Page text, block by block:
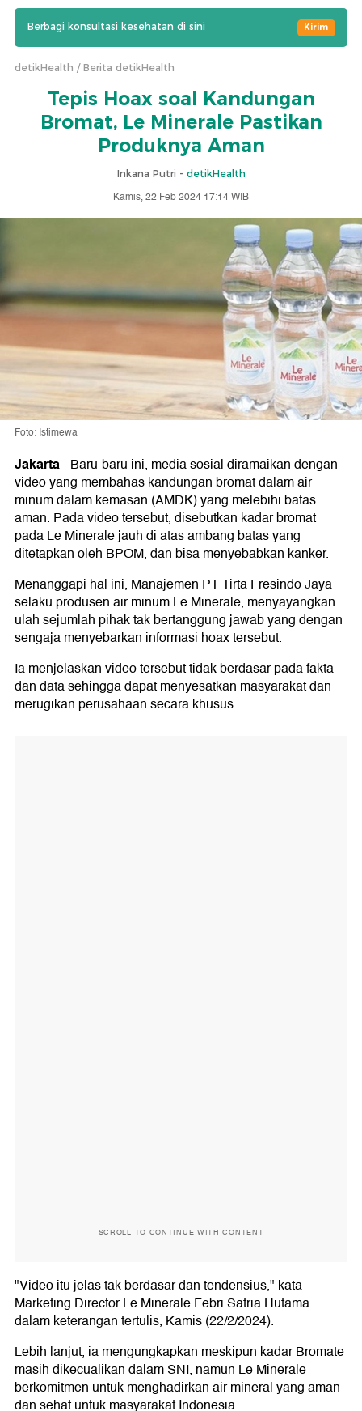
Berbagi konsultasi kesehatan di sini Kirim
detikHealth Berita detikHealth
Tepis Hoax soal Kandungan
Bromat, Le Minerale Pastikan
Produknya Aman
Inkana Putri - detikHealth
Kamis, 22 Feb 2024 17:14 WIB
Foto: Istimewa
Jakarta-Baru-baru ini, media sosial diramaikan dengan
video yang membahas kandungan bromat dalam air
minum dalam kemasan (AMDK) yang melebihi batas
aman. Pada video tersebut, disebutkan kadar bromat
pada Le Minerale jauh di atas ambang batas yang
ditetapkan oleh BPOM, dan bisa menyebabkan kanker.
Menanggapi hal ini, Manajemen PT Tirta Fresindo Jaya
selaku produsen air minum Le Minerale, menyayangkan
ulah sejumlah pihak tak bertanggung jawab yang dengan
sengaja menyebarkan informasi hoax tersebut.
Ia menjelaskan video tersebut tidak berdasar pada fakta
dan data sehingga dapat menyesatkan masyarakat dan
merugikan perusahaan secara khusus.
SCROLL TO CONTINUE WITH CONTENT
"Video itu jelas tak berdasar dan tendensius," kata
Marketing Director Le Minerale Febri Satria Hutama
dalam keterangan tertulis, Kamis (22/2/2024).
Lebih lanjut, ia mengungkapkan meskipun kadar Bromate
masih dikecualikan dalam SNI, namun Le Minerale
berkomitmen untuk menghadirkan air mineral yang aman
dan sehat untuk masyarakat Indonesia.